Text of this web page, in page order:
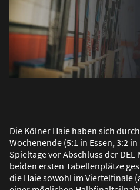
Die Kölner Haie haben sich
Wochenende (5:1 in Essen, 3:2
Spieltage vor Abschluss der
beiden ersten Tabellenplätze
die Haie sowohl im Viertelfinale